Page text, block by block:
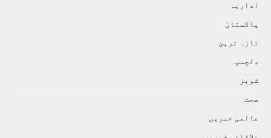
اداريہ
پاکستان
تازہ ترين
دلچسپ
شوبز
صحت
عالمی خبريں